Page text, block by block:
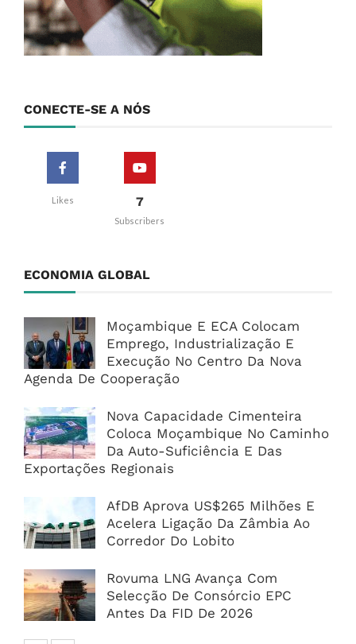
CONECTE-SE A NÓS
Likes 7
Subscribers
ECONOMIA GLOBAL
Moçambique E ECA Colocam
Emprego, Industrialização E
Execução No Centro Da Nova
Agenda De Cooperação
Nova Capacidade Cimenteira
Coloca Moçambique No Caminho
Da Auto-Suficiência E Das
Exportações Regionais
AfDB Aprova US$265 Milhões E
Acelera Ligação Da Zâmbia Ao
Corredor Do Lobito
Rovuma LNG Avança Com
Selecção De Consórcio EPC
Antes Da FID De 2026